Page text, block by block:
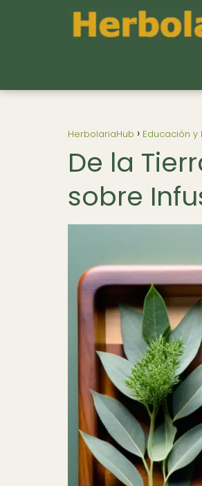
HerbolariaHub Educación y
De la
sobre